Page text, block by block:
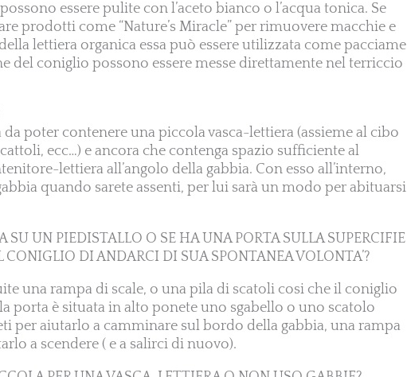
essere pulite con l’aceto bianco o l’acqua tonica. Se
prodotti come “Nature’s Miracle” per rimuovere macchie e
lettiera organica essa può essere utilizzata come pacciame
del coniglio possono essere messe direttamente nel terriccio
da poter contenere una piccola vasca-lettiera (assieme al cibo
ecc…) e ancora che contenga spazio sufficiente al
lettiera all’angolo della gabbia. Con esso all’interno,
quando sarete assenti, per lui sarà un modo per abituarsi
SU UN PIEDISTALLO O SE HA UNA PORTA SULLA SUPERCIFIE
DI ANDARCI DI SUA SPONTANEA VOLONTA’?
una rampa di scale, o una pila di scatoli cosi che il coniglio
porta è situata in alto ponete uno sgabello o uno scatolo
per aiutarlo a camminare sul bordo della gabbia, una rampa
a scendere ( e a salirci di nuovo).